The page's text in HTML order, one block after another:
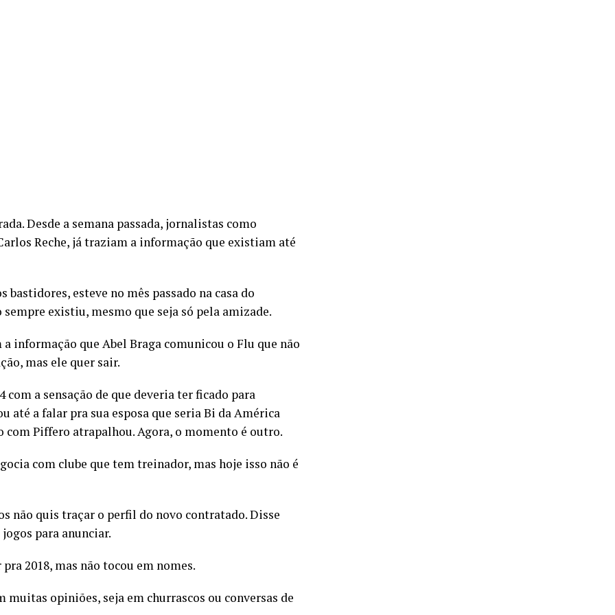
Desde a semana passada, jornalistas como
Reche, já traziam a informação que existiam até
esteve no mês passado na casa do
existiu, mesmo que seja só pela amizade.
informação que Abel Braga comunicou o Flu que não
mas ele quer sair.
com a sensação de que deveria ter ficado para
até a falar pra sua esposa que seria Bi da América
com Piffero atrapalhou. Agora, o momento é outro.
com clube que tem treinador, mas hoje isso não é
não quis traçar o perfil do novo contratado. Disse
para anunciar.
2018, mas não tocou em nomes.
opiniões, seja em churrascos ou conversas de